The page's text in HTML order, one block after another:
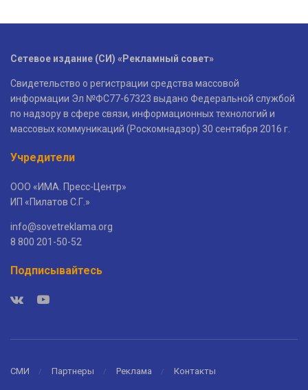
Сетевое издание (СИ) «Рекламный совет»
Свидетельство о регистрации средства массовой
информации Эл №ФС77-67323 выдано Федеральной службой
по надзору в сфере связи, информационных технологий и
массовых коммуникаций (Роскомнадзор) 30 сентября 2016 г.
Учредители
ООО «ИМА. Пресс-Центр»
ИП «Пилатов С.Г.»
info@sovetreklama.org
8 800 201-50-52
Подписывайтесь
СМИ Партнеры Реклама Контакты